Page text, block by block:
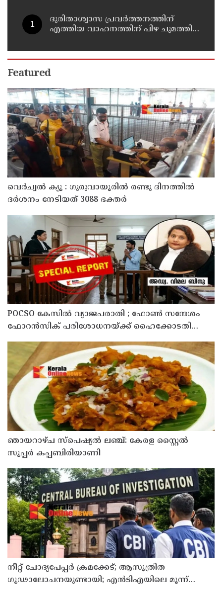
ദുരിതാശ്വാസ പ്രവർത്തനത്തിന്
എത്തിയ വാഹനത്തിന് പിഴ ചുമത്തി;
സസ്പെൻഷൻ
Featured
വെർച്വൽ ക്യൂ : ഗുരുവായൂരിൽ രണ്ടു ദിനത്തിൽ
ദർശനം നേടിയത് 3088 ഭക്തർ
POCSO കേസിൽ വ്യാജപരാതി ; ഫോൺ സന്ദേശം
ഫോറൻസിക് പരിശോധനയ്ക്ക് ഹൈക്കോടതി
നിർദേശം; പ്രതിയെ വെറുതെവിട്ട് ആലുവ ഫാസ്റ്റ്
ട്രാക്ക് കോടതി
ഞായറാഴ്ച സ്പെഷ്യൽ ലഞ്ച്: കേരള സ്റ്റൈൽ
സൂപ്പർ കപ്പബിരിയാണി
നീറ്റ് ചോദ്യപേപ്പര്‍ ക്രമക്കേട്; ആസൂത്രിത
ഗൂഢാലോചനയുണ്ടായി; എന്‍ടിഎയിലെ മൂന്ന്